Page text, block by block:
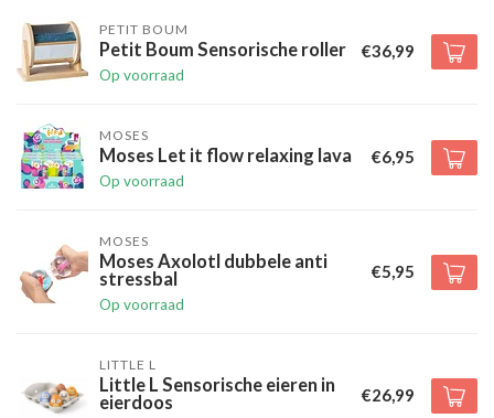
PETIT BOUM
Petit Boum Sensorische roller
Op voorraad
€36,99
MOSES
Moses Let it flow relaxing lava
Op voorraad
€6,95
MOSES
Moses Axolotl dubbele anti
stressbal
Op voorraad
€5,95
LITTLE L
Little L Sensorische eieren in
eierdoos
€26,99